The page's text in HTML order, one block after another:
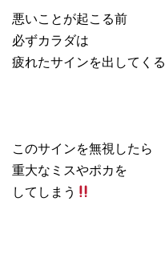
悪いことが起こる前
必ずカラダは
疲れたサインを出してくる
このサインを無視したら
重大なミスやポカを
してしまう